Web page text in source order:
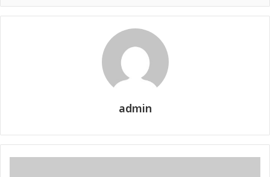
admin